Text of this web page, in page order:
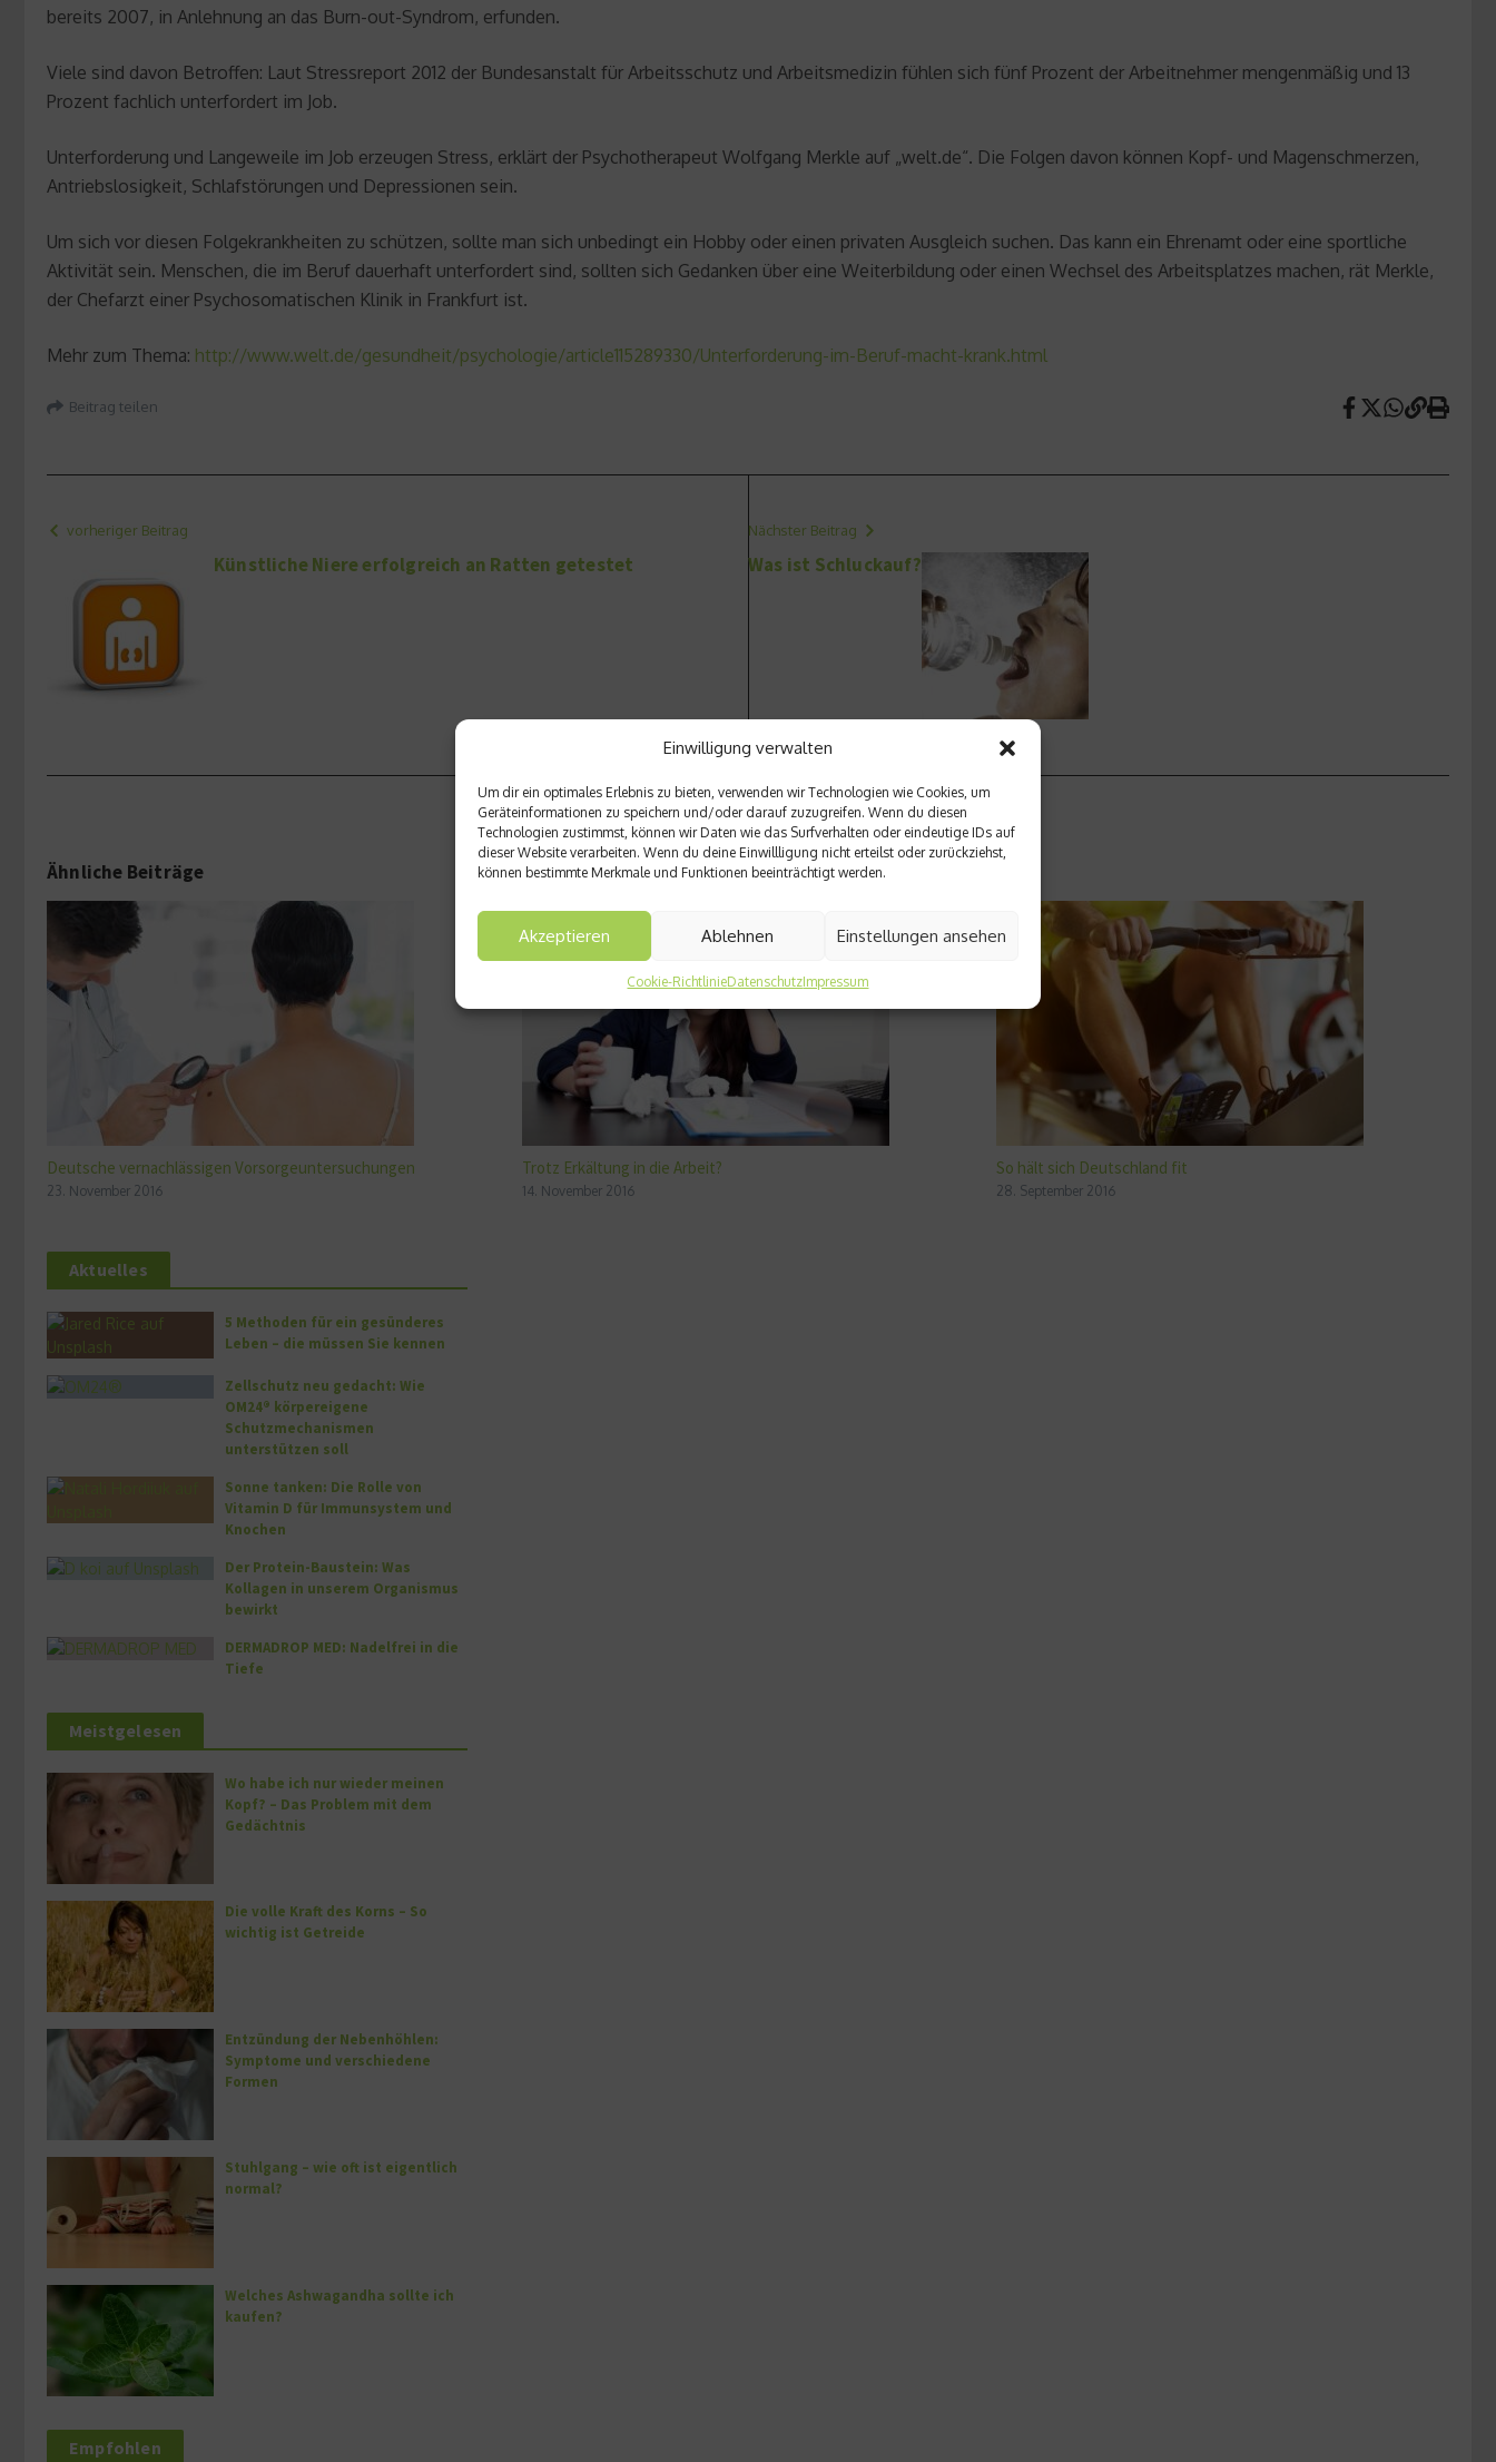
Einwilligung verwalten
Um dir ein optimales Erlebnis zu bieten, verwenden wir Technologien wie Cookies, um
Geräteinformationen zu speichern und/oder darauf zuzugreifen. Wenn du diesen
Technologien zustimmst, können wir Daten wie das Surfverhalten oder eindeutige IDs auf
dieser Website verarbeiten. Wenn du deine Einwillligung nicht erteilst oder zurückziehst,
können bestimmte Merkmale und Funktionen beeinträchtigt werden.
Akzeptieren Ablehnen Einstellungen ansehen
Cookie-RichtlinieDatenschutzImpressum
bereits 2007, in Anlehnung an das Burn-out-Syndrom, erfunden.
Viele sind davon Betroffen: Laut Stressreport 2012 der Bundesanstalt für Arbeitsschutz und Arbeitsmedizin fühlen sich fünf Prozent der Arbeitnehmer mengenmäßig und 13
Prozent fachlich unterfordert im Job.
Unterforderung und Langeweile im Job erzeugen Stress, erklärt der Psychotherapeut Wolfgang Merkle auf „welt.de“. Die Folgen davon können Kopf- und Magenschmerzen,
Antriebslosigkeit, Schlafstörungen und Depressionen sein.
Um sich vor diesen Folgekrankheiten zu schützen, sollte man sich unbedingt ein Hobby oder einen privaten Ausgleich suchen. Das kann ein Ehrenamt oder eine sportliche
Aktivität sein. Menschen, die im Beruf dauerhaft unterfordert sind, sollten sich Gedanken über eine Weiterbildung oder einen Wechsel des Arbeitsplatzes machen, rät Merkle,
der Chefarzt einer Psychosomatischen Klinik in Frankfurt ist.
Mehr zum Thema: http://www.welt.de/gesundheit/psychologie/article115289330/Unterforderung-im-Beruf-macht-krank.html
Beitrag teilen
vorheriger Beitrag
Künstliche Niere erfolgreich an Ratten getestet
Nächster Beitrag
Was ist Schluckauf?
Ähnliche Beiträge
Deutsche vernachlässigen Vorsorgeuntersuchungen
23. November 2016
Trotz Erkältung in die Arbeit?
14. November 2016
So hält sich Deutschland fit
28. September 2016
Aktuelles
5 Methoden für ein gesünderes
Leben – die müssen Sie kennen
Zellschutz neu gedacht: Wie
OM24® körpereigene
Schutzmechanismen
unterstützen soll
Sonne tanken: Die Rolle von
Vitamin D für Immunsystem und
Knochen
Der Protein-Baustein: Was
Kollagen in unserem Organismus
bewirkt
DERMADROP MED: Nadelfrei in die
Tiefe
Meistgelesen
Wo habe ich nur wieder meinen
Kopf? – Das Problem mit dem
Gedächtnis
Die volle Kraft des Korns – So
wichtig ist Getreide
Entzündung der Nebenhöhlen:
Symptome und verschiedene
Formen
Stuhlgang – wie oft ist eigentlich
normal?
Welches Ashwagandha sollte ich
kaufen?
Empfohlen